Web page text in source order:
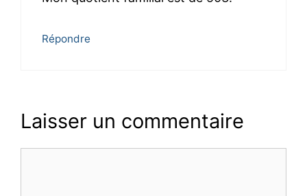
Répondre
Laisser un commentaire